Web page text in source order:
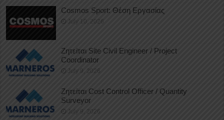
Cosmos Sport: Θέση Εργασίας
July 10, 2026
Ζητείται Site Civil Engineer / Project
Coordinator
July 9, 2026
Ζητείται Cost Control Officer / Quantity
Surveyor
July 9, 2026